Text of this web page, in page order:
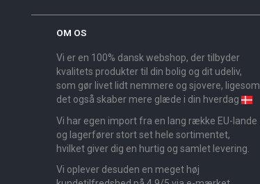
OM OS
Vi er en 100% dansk webshop, der tilbyder
kvalitets produkter til din bolig og dit udeliv,
som gør livet lidt nemmere og sjovere, ligesom
det også skaber mere glæde i din hverdag
Vi har egen import fra en lang række EU-lande
og lagerfører stort set hele sortimentet,
hvilket giver dig en hurtig og samlet levering.
Vi oplever desuden en meget høj